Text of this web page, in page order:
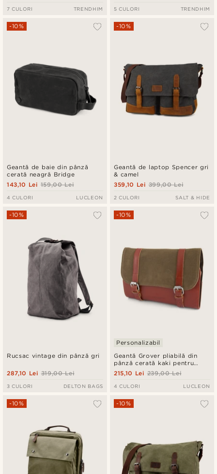
7 CULORI TRENDHIM 5 CULORI TRENDHIM
Geantă de baie din pânză
cerată neagră Bridge
-10%
159,00 Lei
143,10 Lei
4 CULORI LUCLEON
Geantă de laptop Spencer gri
& camel
-10%
399,00 Lei
359,10 Lei
2 CULORI SALT & HIDE
Rucsac vintage din pânză gri
-10%
319,00 Lei
287,10 Lei
3 CULORI DELTON BAGS
Geantă Grover pliabilă din
pânză cerată kaki pentru
cosmetice
-10%
Personalizabil
239,00 Lei
215,10 Lei
4 CULORI LUCLEON
-10% -10%